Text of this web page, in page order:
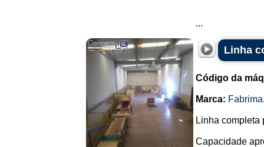
...
Linha
Código da
Marca: Fabrima
Linha completa
Capacidade